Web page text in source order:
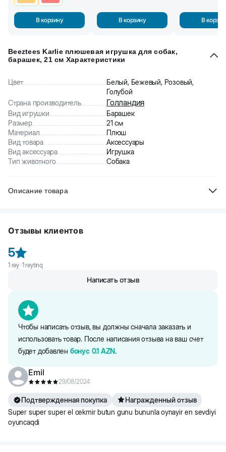
В корзину В корзину В
Beeztees Karlie плюшевая игрушка для собак,
барашeк, 21 см Характеристики
Цвет
Белый, Бежевый, Розовый,
Голубой
Страна производитель
Голландия
Вид игрушки
Барашек
Размер
21 см
Материал
Плюш
Вид товара
Аксессуары
Вид аксессуара
Игрушка
Тип животного
Собака
Описание товара
вашего питомца, придаст ему радость и развлечение.
ощупь текстурой и привлекательным внешним видом
Отзывы клиентов
5
1 rəy ·1 reytinq
Чтобы написать отзыв, вы должны сначала заказать и
использовать товар. После написания отзыва на ваш счет
будет добавлен бонус 0.1 AZN.
Написать отзыв
Emil
29/08/2024
Подтвержденная покупка
Награжденный отзыв
Super super super el cekmir butun gunu bununla oynayir en sevdiyi
oyuncaqdi